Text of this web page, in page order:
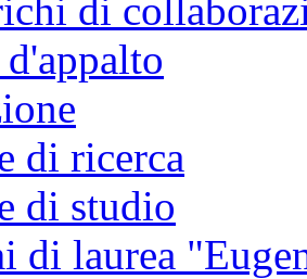
di
d'appalto
di ricerca
di studio
di laurea